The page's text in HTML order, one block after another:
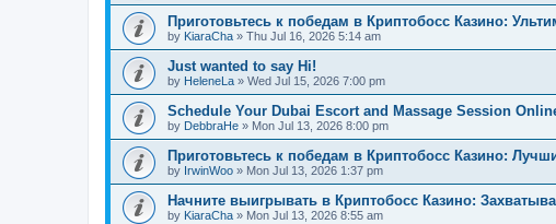
Приготовьтесь к победам в Криптобосс Казино:
by KiaraCha » Thu Jul 16, 2026 5:14 am
Just wanted to say Hi!
by HeleneLa » Wed Jul 15, 2026 7:00 pm
Schedule Your Dubai Escort and Massage Session
by DebbraHe » Mon Jul 13, 2026 8:00 pm
Приготовьтесь к победам в Криптобосс Казино:
by IrwinWoo » Mon Jul 13, 2026 1:37 pm
Начните выигрывать в Криптобосс Казино:
by KiaraCha » Mon Jul 13, 2026 8:55 am